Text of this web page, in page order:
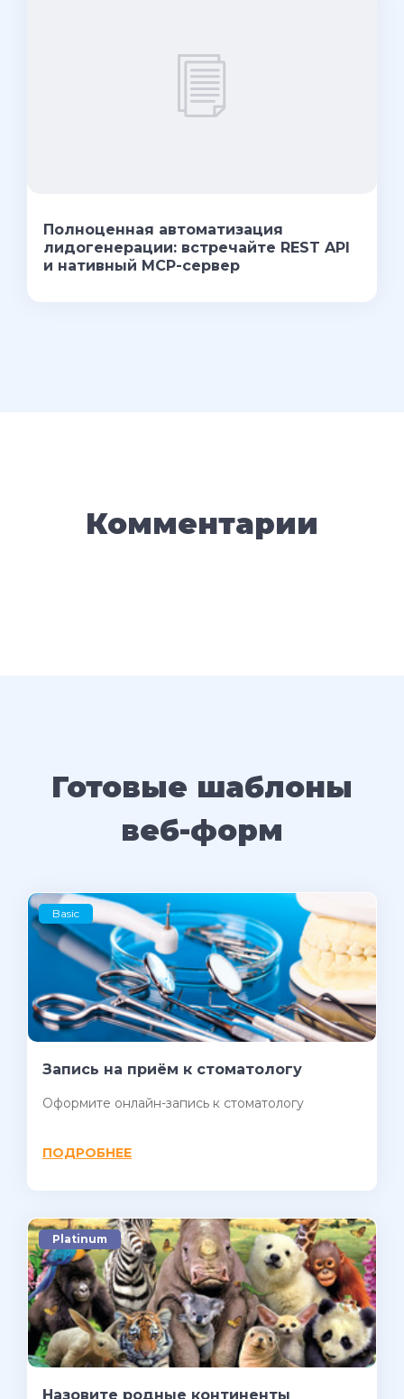
Полноценная автоматизация
лидогенерации: встречайте REST API
и нативный MCP-сервер
Комментарии
Готовые шаблоны
веб-форм
Basic
Запись на приём к стоматологу
Оформите онлайн-запись к стоматологу
ПОДРОБНЕЕ
Platinum
Назовите родные континенты